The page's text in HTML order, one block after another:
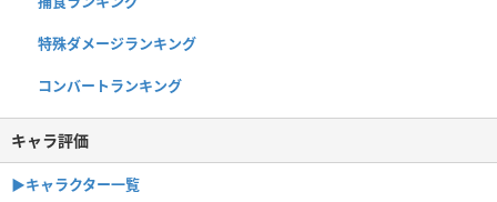
特殊ダメージランキング
コンバートランキング
キャラ評価
▶︎キャラクター一覧